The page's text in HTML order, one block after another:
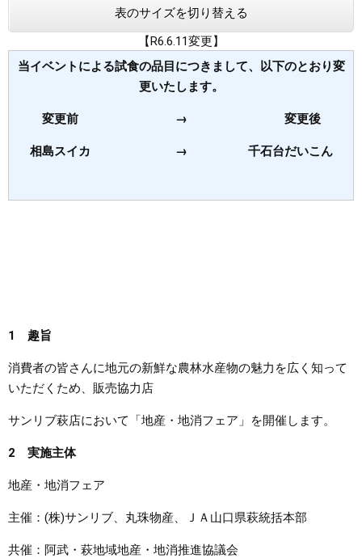
まちづくり
県政情報
表のサイズを切り替える
【R6.6.11変更】
当イベントによる試食の品目につきまして、以下のとおり変
更いたします。
変更前 → 変更後
相島スイカ → 千石台だいこん
1 趣旨
消費者の皆さんに地元の新鮮な農林水産物の魅力を広く知って
いただくため、販売協力店
サンリブ萩店において「地産・地消フェア」を開催します。
2 実施主体
地産・地消フェア
主催：(株)サンリブ、丸珠物産、ＪＡ山口県萩統括本部
共催：阿武・萩地域地産・地消推進協議会